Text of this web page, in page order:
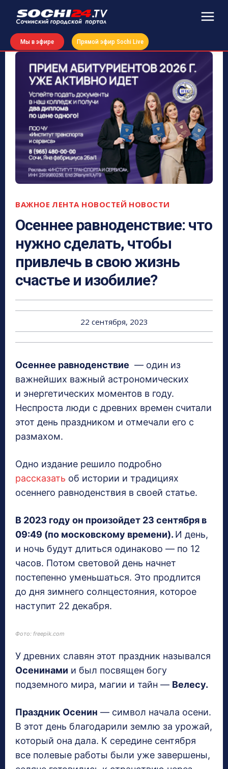
Мы в эфире Прямой эфир Sochi Live
ВАЖНОЕ ЛЕНТА НОВОСТЕЙ НОВОСТИ
Осеннее равноденствие: что
нужно сделать, чтобы
привлечь в свою жизнь
счастье и изобилие?
22 сентября, 2023
Осеннее равноденствие — один из
важнейших важный астрономических
и энергетических моментов в году.
Неспроста люди с древних времен считали
этот день праздником и отмечали его с
размахом.
Одно издание решило подробно
рассказать об истории и традициях
осеннего равноденствия в своей статье.
В 2023 году он произойдет 23 сентября в
09:49 (по московскому времени). И день,
и ночь будут длиться одинаково — по 12
часов. Потом световой день начнет
постепенно уменьшаться. Это продлится
до дня зимнего солнцестояния, которое
наступит 22 декабря.
Фото: freepik.com
У древних славян этот праздник назывался
Осенинами и был посвящен богу
подземного мира, магии и тайн — Велесу.
Праздник Осенин — символ начала осени.
В этот день благодарили землю за урожай,
который она дала. К середине сентября
все полевые работы были уже завершены,